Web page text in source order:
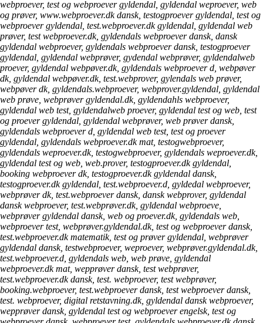
webproever, test og webproever gyldendal, gyldendal weproever, web
og prøver, www.webproever.dk dansk, testogproever gyldendal, test og
webproever gyldendal, test.webproever.dk gyldendal, gyldendal web
prøver, test webproever.dk, gyldendals webproever dansk, dansk
gyldendal webproever, gyldendals webproever dansk, testogproever
gyldendal, gyldendal webprøver, gydendal webprøver, gyldendalweb
proever, gyldendal webpøver.dk, gyldendals webproever d, webpøver
dk, gyldendal webpøver.dk, test.webprover, gylendals web prøver,
webpøver dk, gyldendals.webproever, webprover.gyldendal, gyldendal
web prøve, webprøver gyldendal.dk, gyldendahls webproever,
gyldendal web test, gyldendalweb proever, gyldendal test og web, test
og proever gyldendal, gyldendal webprøver, web prøver dansk,
gyldendals webproever d, gyldendal web test, test og proever
gyldendal, gyldendals webproever.dk mat, testogwebproever,
gyldendals weproever.dk, testogwebproever, gyldendals weproever.dk,
gyldendal test og web, web.prover, testogproever.dk gyldendal,
booking webproever dk, testogproever.dk gyldendal dansk,
testogproever.dk gyldendal, test.webproever.d, gyldedal webproever,
webprøver dk, test.webproever dansk, dansk webprover, gyldendal
dansk webproever, test.webprøver.dk, gyldendal webproeve,
webprøver gyldendal dansk, web og proever.dk, gyldendals web,
webproever test, webprøver.gyldendal.dk, test og webproever dansk,
test.webproever.dk matematik, test og prøver gyldendal, webprøver
gyldendal dansk, testwebproever, weproever, webprøver.gyldendal.dk,
test.webproever.d, gyldendals web, web prøve, gyldendal
webproever.dk mat, wepprøver dansk, test webprøver,
test.webproever.dk dansk, test. webproever, test webprøver,
booking.webproever, test.webproever dansk, test webproever dansk,
test. webproever, digital retstavning.dk, gyldendal dansk webproever,
wepprøver dansk, gyldendal test og webproever engelsk, test og